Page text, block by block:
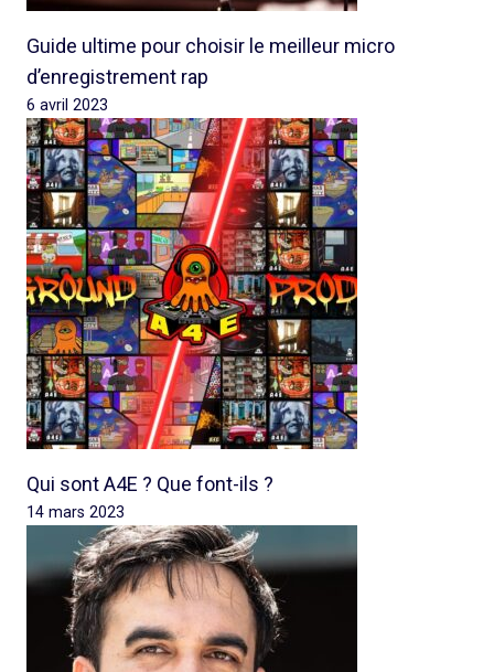
Guide ultime pour choisir le meilleur micro
d’enregistrement rap
6 avril 2023
Qui sont A4E ? Que font-ils ?
14 mars 2023